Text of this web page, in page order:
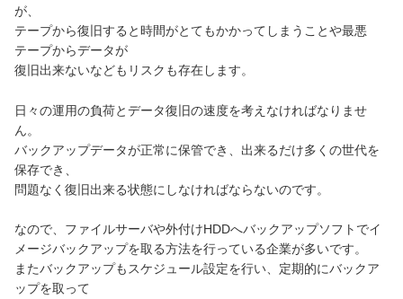
が、
テープから復旧すると時間がとてもかかってしまうことや最悪
テープからデータが
復旧出来ないなどもリスクも存在します。
日々の運用の負荷とデータ復旧の速度を考えなければなりませ
ん。
バックアップデータが正常に保管でき、出来るだけ多くの世代を
保存でき、
問題なく復旧出来る状態にしなければならないのです。
なので、ファイルサーバや外付けHDDへバックアップソフトでイ
メージバックアップを取る方法を行っている企業が多いです。
またバックアップもスケジュール設定を行い、定期的にバックア
ップを取って